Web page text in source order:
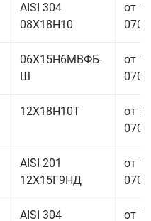
AISI 304
08Х18Н10
от
06Х15Н6МВФБ-
Ш
от
12Х18Н10Т
от
AISI 201
12Х15Г9НД
от
AISI 304
от